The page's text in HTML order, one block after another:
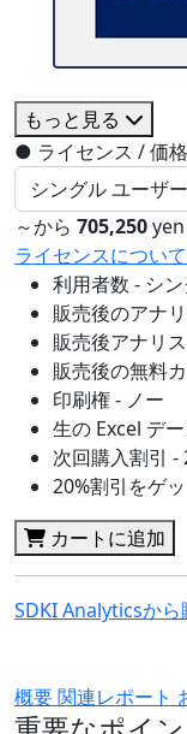
もっと見る
● ライセンス / 価格
～から 705,250yen
ライセンスについて
利用者数 - シ
販売後のアナ
販売後アナリ
販売後の無料
印刷権 - ノー
生の Excel デ
次回購入割引 -
20%割引をゲッ
カートに追加
SDKI Analyticsから
概要関連レポート